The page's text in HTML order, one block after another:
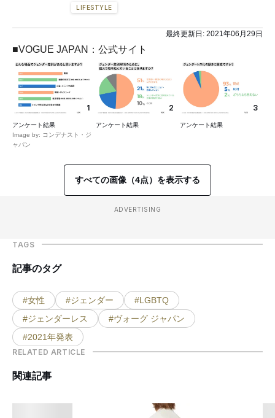
LIFESTYLE
最終更新日: 2021年06月29日
■VOGUE JAPAN：公式サイト
1
アンケート結果
Image by: コンデナスト・ジ
ャパン
2
アンケート結果
3
アンケート結果
すべての画像（4点）を表示する
ADVERTISING
TAGS
記事のタグ
#女性 #ジェンダー
#LGBTQ
#ジェンダーレス
#ヴォーグ ジャパン
#2021年発表
RELATED ARTICLE
関連記事